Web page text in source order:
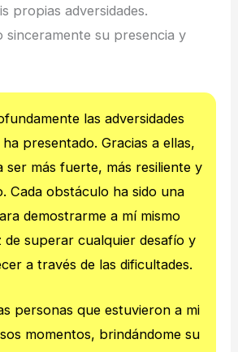
propias adversidades.
sinceramente su presencia y
las adversidades
presentado. Gracias a ellas,
ser más fuerte, más resiliente y
Cada obstáculo ha sido una
demostrarme a mí mismo
de superar cualquier desafío y
a través de las dificultades.
personas que estuvieron a mi
momentos, brindándome su